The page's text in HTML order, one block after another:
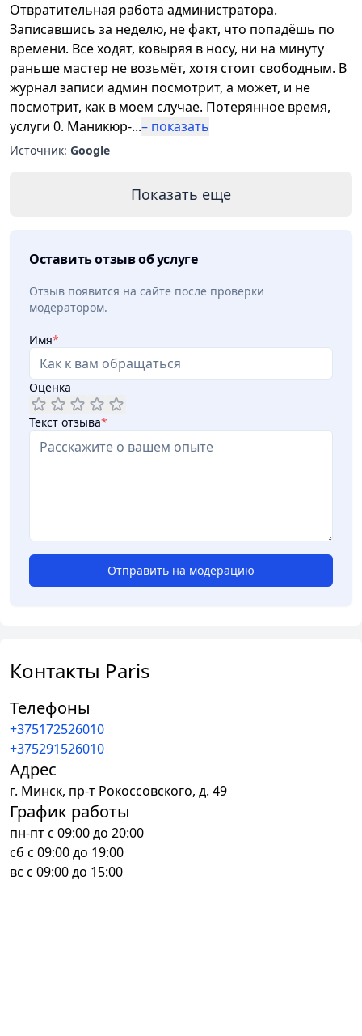
Отвратительная работа администратора.
Записавшись за неделю, не факт, что попадёшь по
времени. Все ходят, ковыряя в носу, ни на минуту
раньше мастер не возьмёт, хотя стоит свободным. В
журнал записи админ посмотрит, а может, и не
посмотрит, как в моем случае. Потерянное время,
услуги 0. Маникюр-...– показать
Источник: Google
Показать еще
Оставить отзыв об услуге
Отзыв появится на сайте после проверки
модератором.
Имя*
Оценка
Текст отзыва*
Отправить на модерацию
Контакты Paris
Телефоны
+375172526010
+375291526010
Адрес
г. Минск, пр-т Рокоссовского, д. 49
График работы
пн-пт с 09:00 до 20:00
сб с 09:00 до 19:00
вс с 09:00 до 15:00